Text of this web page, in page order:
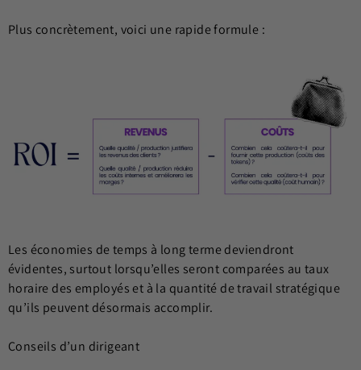
Plus concrètement, voici une rapide formule :
Les économies de temps à long terme deviendront
évidentes, surtout lorsqu’elles seront comparées au taux
horaire des employés et à la quantité de travail stratégique
qu’ils peuvent désormais accomplir.
Conseils d’un dirigeant